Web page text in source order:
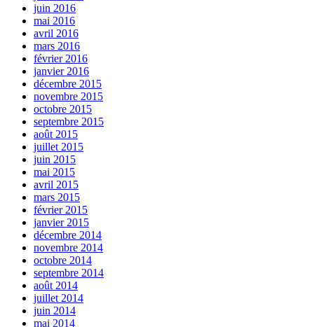
juin 2016
mai 2016
avril 2016
mars 2016
février 2016
janvier 2016
décembre 2015
novembre 2015
octobre 2015
septembre 2015
août 2015
juillet 2015
juin 2015
mai 2015
avril 2015
mars 2015
février 2015
janvier 2015
décembre 2014
novembre 2014
octobre 2014
septembre 2014
août 2014
juillet 2014
juin 2014
mai 2014